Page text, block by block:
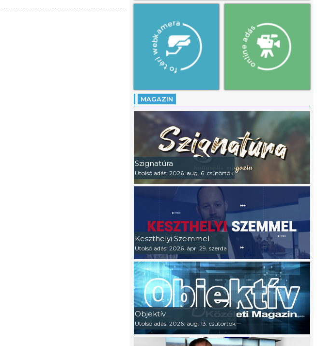
MAGAZIN
Szignatúra
Utolsó adás: 2026. aug. 6. csütörtök
Keszthelyi Szemmel
Utolsó adás: 2026. ápr. 29. szerda
Objektív
Utolsó adás: 2026. aug. 13. csütörtök